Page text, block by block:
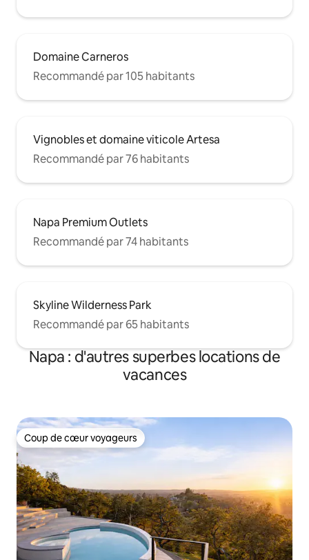
Domaine Carneros
Recommandé par 105 habitants
Vignobles et domaine viticole Artesa
Recommandé par 76 habitants
Napa Premium Outlets
Recommandé par 74 habitants
Skyline Wilderness Park
Recommandé par 65 habitants
Napa : d'autres superbes locations de
vacances
Coup de cœur voyageurs
Coup de cœur voyageurs